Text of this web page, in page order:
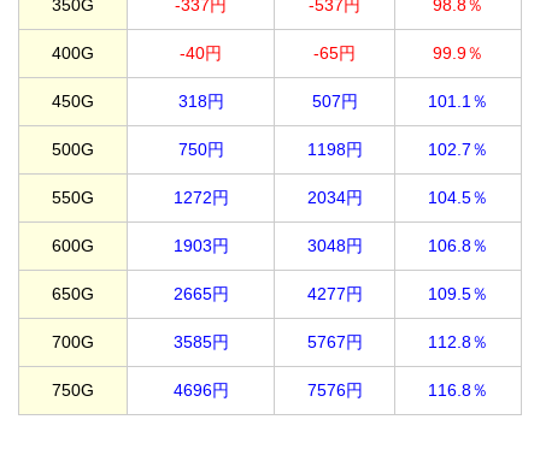
350G -337円 -537円 98.8％
400G -40円 -65円 99.9％
450G 318円 507円 101.1％
500G 750円 1198円 102.7％
550G 1272円 2034円 104.5％
600G 1903円 3048円 106.8％
650G 2665円 4277円 109.5％
700G 3585円 5767円 112.8％
750G 4696円 7576円 116.8％